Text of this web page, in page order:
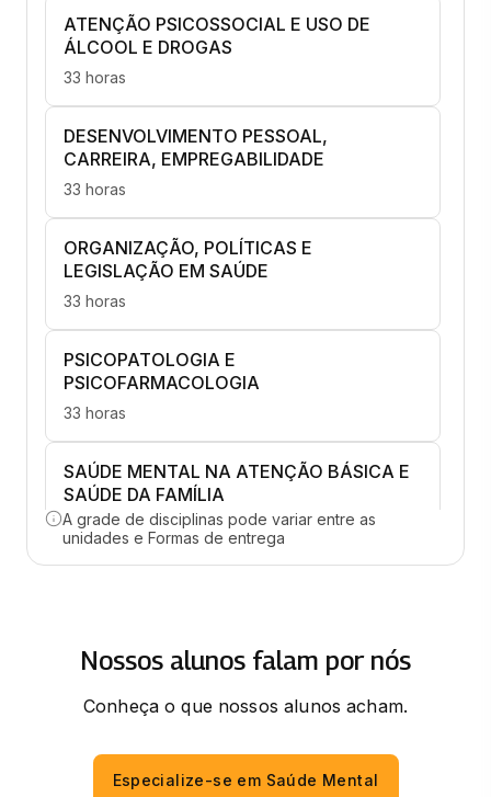
ATENÇÃO PSICOSSOCIAL E USO DE
ÁLCOOL E DROGAS
33 horas
DESENVOLVIMENTO PESSOAL,
CARREIRA, EMPREGABILIDADE
33 horas
ORGANIZAÇÃO, POLÍTICAS E
LEGISLAÇÃO EM SAÚDE
33 horas
PSICOPATOLOGIA E
PSICOFARMACOLOGIA
33 horas
SAÚDE MENTAL NA ATENÇÃO BÁSICA E
SAÚDE DA FAMÍLIA
33 horas
CLÍNICA PSICOSSOCIAL, URGÊNCIA E
EMERGÊNCIA
A grade de disciplinas pode variar entre as
unidades e Formas de entrega
Nossos alunos falam por nós
Conheça o que nossos alunos acham.
Especialize-se em Saúde Mental